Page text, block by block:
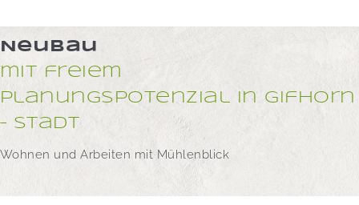
Neubau
mit freiem
Planungspotenzial in Gifhorn
– Stadt
Wohnen und Arbeiten mit Mühlenblick